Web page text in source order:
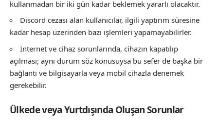
kullanmadan bir iki gün kadar beklemek yararlı olacaktır.
Discord cezası alan kullanıcılar, ilgili yaptırım süresine
kadar hesap üzerinden bazı işlemleri yapamayabilirler.
İnternet ve cihaz sorunlarında, cihazın kapatılıp
açılması; aynı durum söz konusuysa bu sefer de başka bir
bağlantı ve bilgisayarla veya mobil cihazla denemek
gerekebilir.
Ülkede veya Yurtdışında Oluşan Sorunlar